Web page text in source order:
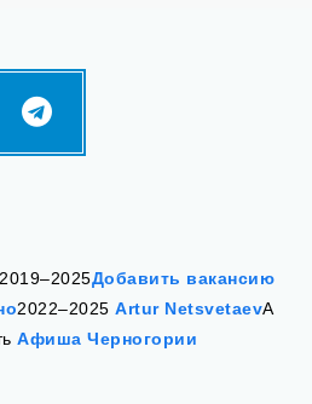
Telegram
Добавить вакансию
2022–2025Artur NetsvetaevА
Афиша Черногории